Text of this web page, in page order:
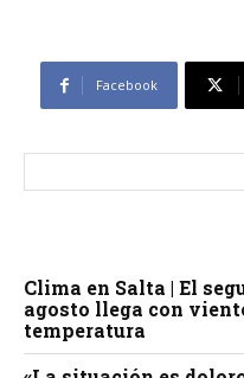
Facebook
Clima en Salta | El
agosto llega con
temperatura